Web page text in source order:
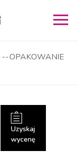
--OPAKOWANIE
Uzyskaj
wycenę